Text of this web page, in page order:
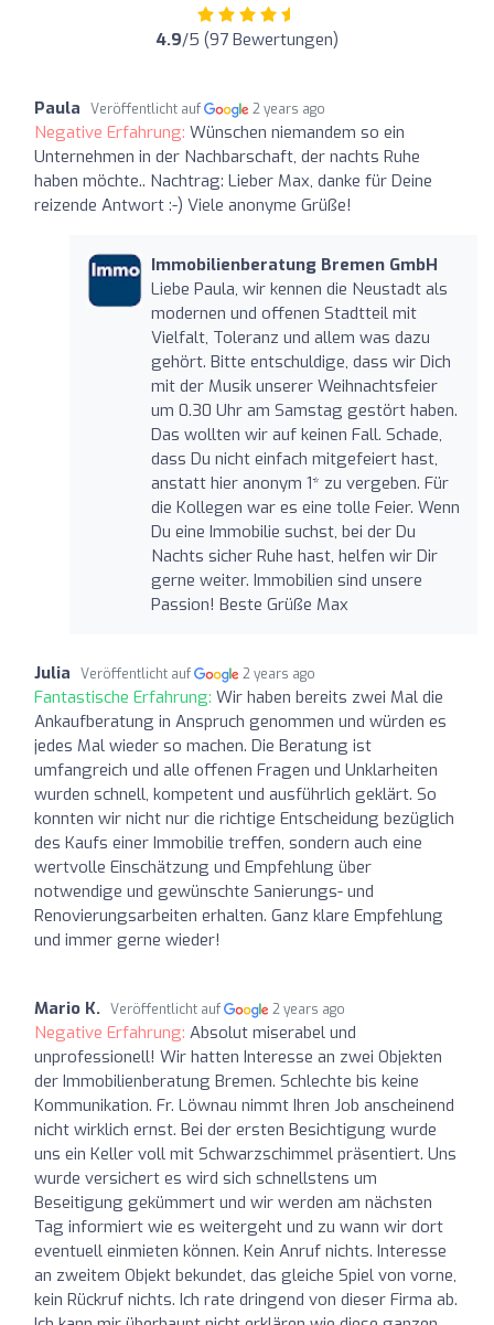
4.9/5 (97 Bewertungen)
Paula Veröffentlicht auf 2 years ago
Negative Erfahrung: Wünschen niemandem so ein
Unternehmen in der Nachbarschaft, der nachts Ruhe
haben möchte.. Nachtrag: Lieber Max, danke für Deine
reizende Antwort :-) Viele anonyme Grüße!
Immobilienberatung Bremen GmbH
Liebe Paula, wir kennen die Neustadt als
modernen und offenen Stadtteil mit
Vielfalt, Toleranz und allem was dazu
gehört. Bitte entschuldige, dass wir Dich
mit der Musik unserer Weihnachtsfeier
um 0.30 Uhr am Samstag gestört haben.
Das wollten wir auf keinen Fall. Schade,
dass Du nicht einfach mitgefeiert hast,
anstatt hier anonym 1* zu vergeben. Für
die Kollegen war es eine tolle Feier. Wenn
Du eine Immobilie suchst, bei der Du
Nachts sicher Ruhe hast, helfen wir Dir
gerne weiter. Immobilien sind unsere
Passion! Beste Grüße Max
Julia Veröffentlicht auf 2 years ago
Fantastische Erfahrung: Wir haben bereits zwei Mal die
Ankaufberatung in Anspruch genommen und würden es
jedes Mal wieder so machen. Die Beratung ist
umfangreich und alle offenen Fragen und Unklarheiten
wurden schnell, kompetent und ausführlich geklärt. So
konnten wir nicht nur die richtige Entscheidung bezüglich
des Kaufs einer Immobilie treffen, sondern auch eine
wertvolle Einschätzung und Empfehlung über
notwendige und gewünschte Sanierungs- und
Renovierungsarbeiten erhalten. Ganz klare Empfehlung
und immer gerne wieder!
Mario K. Veröffentlicht auf 2 years ago
Negative Erfahrung: Absolut miserabel und
unprofessionell! Wir hatten Interesse an zwei Objekten
der Immobilienberatung Bremen. Schlechte bis keine
Kommunikation. Fr. Löwnau nimmt Ihren Job anscheinend
nicht wirklich ernst. Bei der ersten Besichtigung wurde
uns ein Keller voll mit Schwarzschimmel präsentiert. Uns
wurde versichert es wird sich schnellstens um
Beseitigung gekümmert und wir werden am nächsten
Tag informiert wie es weitergeht und zu wann wir dort
eventuell einmieten können. Kein Anruf nichts. Interesse
an zweitem Objekt bekundet, das gleiche Spiel von vorne,
kein Rückruf nichts. Ich rate dringend von dieser Firma ab.